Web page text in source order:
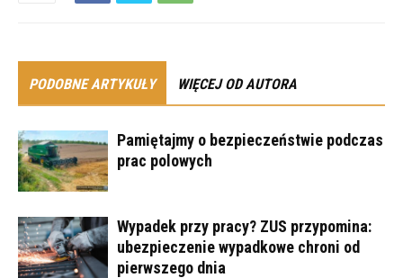
PODOBNE ARTYKUŁY WIĘCEJ OD AUTORA
Pamiętajmy o bezpieczeństwie podczas
prac polowych
Wypadek przy pracy? ZUS przypomina:
ubezpieczenie wypadkowe chroni od
pierwszego dnia